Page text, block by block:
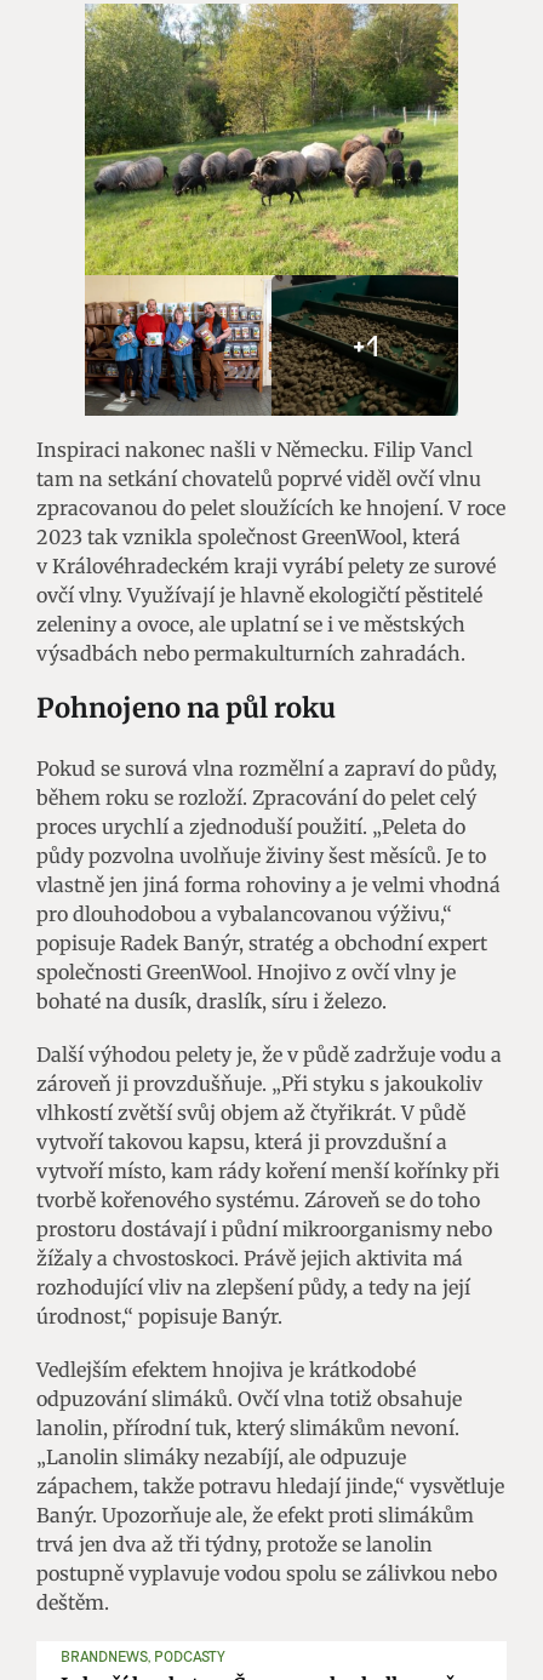
+1
Inspiraci nakonec našli v Německu. Filip Vancl
tam na setkání chovatelů poprvé viděl ovčí vlnu
zpracovanou do pelet sloužících ke hnojení. V roce
2023 tak vznikla společnost GreenWool, která
v Královéhradeckém kraji vyrábí pelety ze surové
ovčí vlny. Využívají je hlavně ekologičtí pěstitelé
zeleniny a ovoce, ale uplatní se i ve městských
výsadbách nebo permakulturních zahradách.
Pohnojeno na půl roku
Pokud se surová vlna rozmělní a zapraví do půdy,
během roku se rozloží. Zpracování do pelet celý
proces urychlí a zjednoduší použití. „Peleta do
půdy pozvolna uvolňuje živiny šest měsíců. Je to
vlastně jen jiná forma rohoviny a je velmi vhodná
pro dlouhodobou a vybalancovanou výživu,“
popisuje Radek Banýr, stratég a obchodní expert
společnosti GreenWool. Hnojivo z ovčí vlny je
bohaté na dusík, draslík, síru i železo.
Další výhodou pelety je, že v půdě zadržuje vodu a
zároveň ji provzdušňuje. „Při styku s jakoukoliv
vlhkostí zvětší svůj objem až čtyřikrát. V půdě
vytvoří takovou kapsu, která ji provzdušní a
vytvoří místo, kam rády koření menší kořínky při
tvorbě kořenového systému. Zároveň se do toho
prostoru dostávají i půdní mikroorganismy nebo
žížaly a chvostoskoci. Právě jejich aktivita má
rozhodující vliv na zlepšení půdy, a tedy na její
úrodnost,“ popisuje Banýr.
Vedlejším efektem hnojiva je krátkodobé
odpuzování slimáků. Ovčí vlna totiž obsahuje
lanolin, přírodní tuk, který slimákům nevoní.
„Lanolin slimáky nezabíjí, ale odpuzuje
zápachem, takže potravu hledají jinde,“ vysvětluje
Banýr. Upozorňuje ale, že efekt proti slimákům
trvá jen dva až tři týdny, protože se lanolin
postupně vyplavuje vodou spolu se zálivkou nebo
deštěm.
BRANDNEWS, PODCASTY